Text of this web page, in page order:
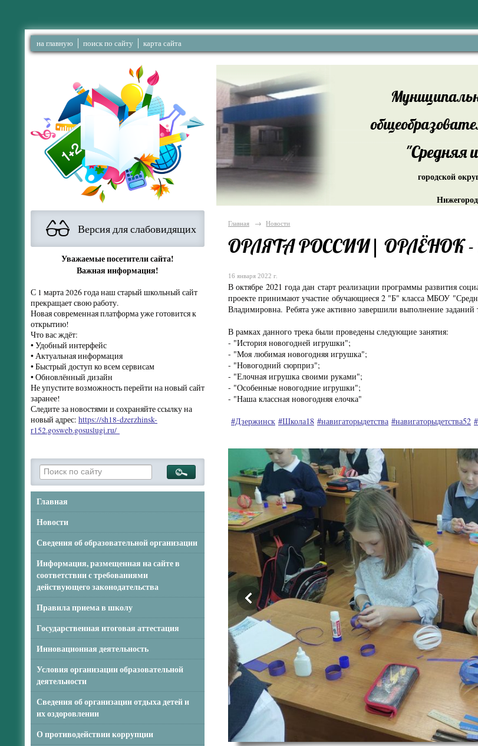
на главную поиск по сайту карта сайта
Версия для слабовидящих
Уважаемые посетители сайта!
Важная информация!
С 1 марта 2026 года наш старый школьный сайт
прекращает свою работу.
Новая современная платформа уже готовится к
открытию!
Что вас ждёт:
• Удобный интерфейс
• Актуальная информация
• Быстрый доступ ко всем сервисам
• Обновлённый дизайн
Не упустите возможность перейти на новый сайт
заранее!
Следите за новостями и сохраняйте ссылку на
новый адрес: https://sh18-dzerzhinsk-
r152.gosweb.gosuslugi.ru/
Главная
Новости
Сведения об образовательной организации
Информация, размещенная на сайте в
соответствии с требованиями
действующего законодательства
Правила приема в школу
Государственная итоговая аттестация
Инновационная деятельность
Условия организации образовательной
деятельности
Сведения об организации отдыха детей и
их оздоровлении
О противодействии коррупции
"Средняя
городской
Главная → Новости
ОРЛЯТА РОССИИ| ОРЛЁНОК -
16 января 2022 г.
В октябре 2021 года дан старт реализации программы развития
проекте принимают участие обучающиеся 2 "Б" класса МБОУ
Владимировна. Ребята уже активно завершили выполнение
В рамках данного трека были проведены следующие занятия:
- "История новогодней игрушки";
- "Моя любимая новогодняя игрушка";
- "Новогодний сюрприз";
- "Елочная игрушка своими руками";
- "Особенные новогодние игрушки";
- "Наша классная новогодняя елочка"
#Дзержинск #Школа18 #навигаторыдетства #навигаторыдетства52